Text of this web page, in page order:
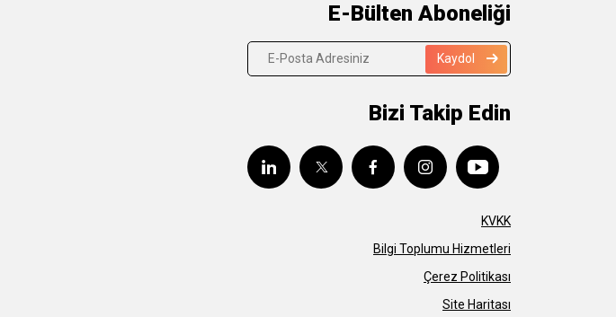
E-Bülten Aboneliği
Kaydol
Bizi Takip Edin
KVKK
Bilgi Toplumu Hizmetleri
Çerez Politikası
Site Haritası